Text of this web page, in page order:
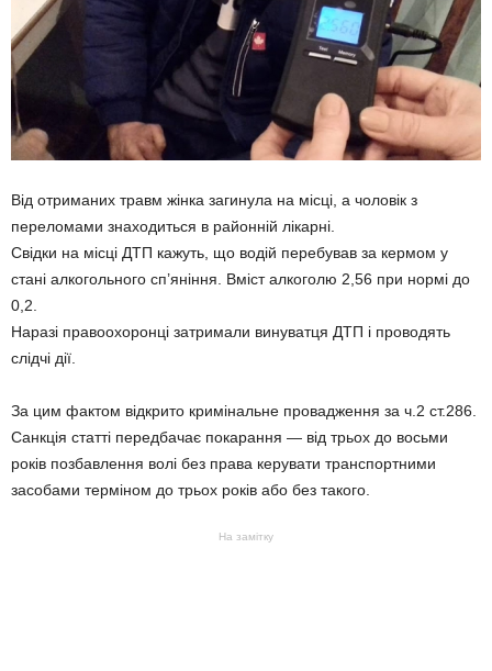
Від отриманих травм жінка загинула на місці, а чоловік з
переломами знаходиться в районній лікарні.
Свідки на місці ДТП кажуть, що водій перебував за кермом у
стані алкогольного сп’яніння. Вміст алкоголю 2,56 при нормі до
0,2.
Наразі правоохоронці затримали винуватця ДТП і проводять
слідчі дії.
За цим фактом відкрито кримінальне провадження за ч.2 ст.286.
Санкція статті передбачає покарання — від трьох до восьми
років позбавлення волі без права керувати транспортними
засобами терміном до трьох років або без такого.
На замітку